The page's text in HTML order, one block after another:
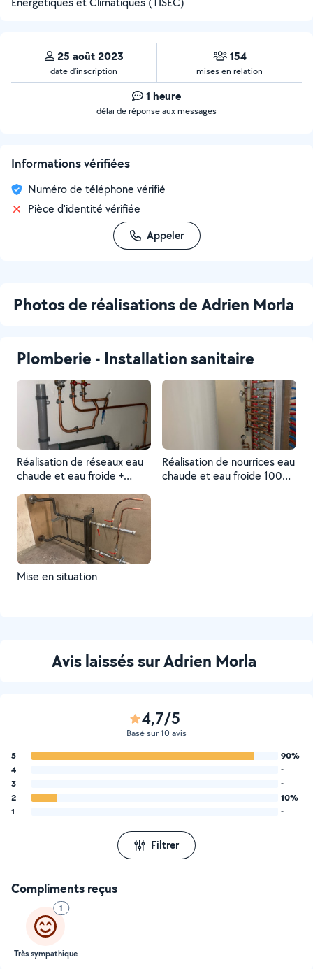
25 août 2023
date d’inscription
154
mises en relation
1 heure
délai de réponse aux messages
Informations vérifiées
Numéro de téléphone vérifié
Pièce d'identité vérifiée
Appeler
Photos de réalisations de Adrien Morla
Plomberie - Installation sanitaire
Réalisation de réseaux eau
chaude et eau froide +
machine à laver et son
évacuation
Réalisation de nourrices eau
chaude et eau froide 100%
Mise en situation
Avis laissés sur Adrien Morla
4,7/5
Basé sur 10 avis
5
90%
4
-
3
-
2
10%
1
-
Filtrer
Compliments reçus
1
Très sympathique